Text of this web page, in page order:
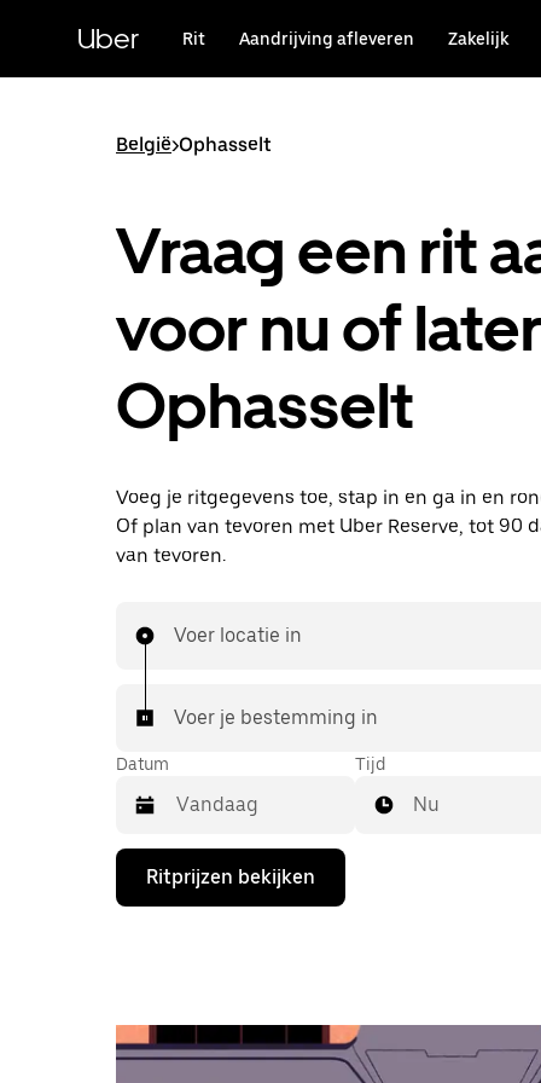
hoofdinhoudUber Rit Aandrijving afleveren Zakelijk
België>Ophasselt
Vraag een rit
voor nu of
Ophasselt
Voeg je ritgegevens toe, stap in en ga in en
Of plan van tevoren met Uber Reserve, tot 90
van tevoren.
Voer locatie in
Voer je bestemming in
Datum
Druk
de
te
openen
Tijd
Nu
Ritprijzen bekijken